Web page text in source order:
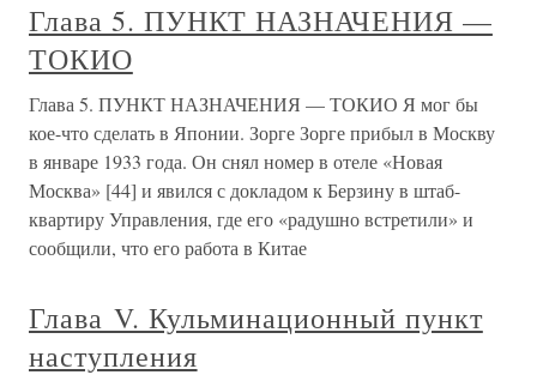
Глава 5. ПУНКТ НАЗНАЧЕНИЯ —
ТОКИО
Глава 5. ПУНКТ НАЗНАЧЕНИЯ — ТОКИО Я мог бы
кое-что сделать в Японии. Зорге Зорге прибыл в Москву
в январе 1933 года. Он снял номер в отеле «Новая
Москва» [44] и явился с докладом к Берзину в штаб-
квартиру Управления, где его «радушно встретили» и
сообщили, что его работа в Китае
Глава V. Кульминационный пункт
наступления